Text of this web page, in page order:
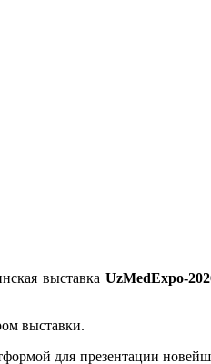
выставка UzMedExpo-
выставки.
для презентации